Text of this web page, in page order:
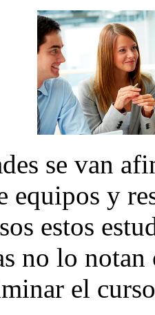
se van
equipos y
estos
no lo
el